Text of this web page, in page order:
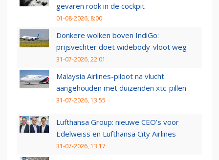
gevaren rook in de cockpit
01-08-2026, 8:00
Donkere wolken boven IndiGo:
prijsvechter doet widebody-vloot weg
31-07-2026, 22:01
Malaysia Airlines-piloot na vlucht
aangehouden met duizenden xtc-pillen
31-07-2026, 13:55
Lufthansa Group: nieuwe CEO’s voor
Edelweiss en Lufthansa City Airlines
31-07-2026, 13:17